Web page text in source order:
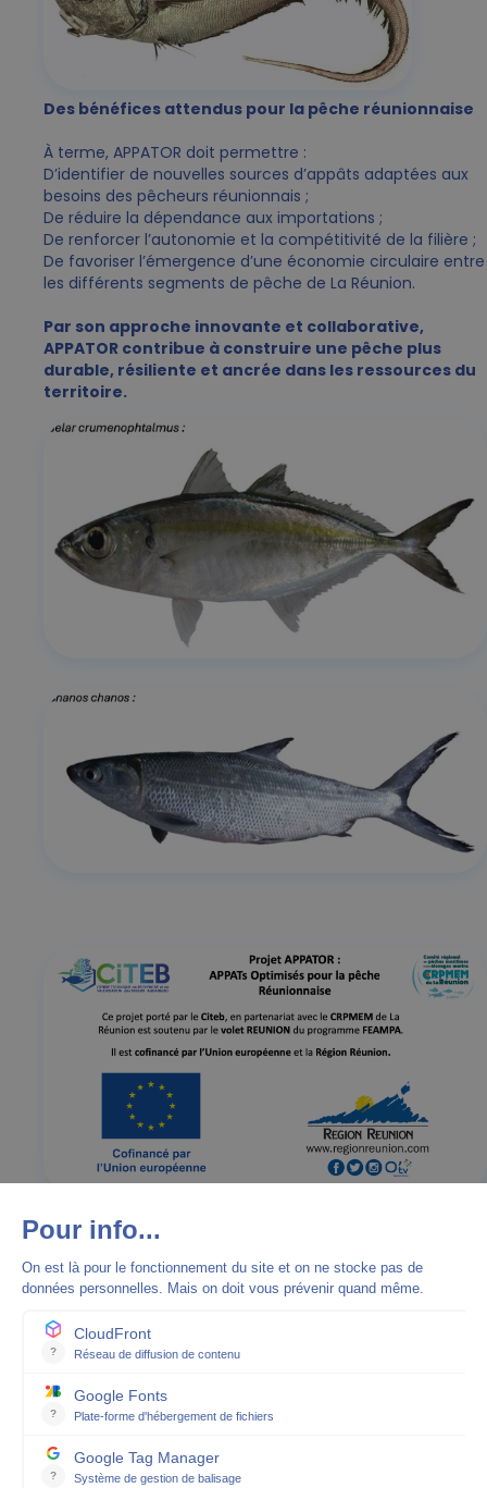
Des bénéfices attendus pour la pêche réunionnaise
À terme, APPATOR doit permettre :
D’identifier de nouvelles sources d’appâts adaptées aux
besoins des pêcheurs réunionnais ;
De réduire la dépendance aux importations ;
De renforcer l’autonomie et la compétitivité de la filière ;
De favoriser l’émergence d’une économie circulaire entre
les différents segments de pêche de La Réunion.
Par son approche innovante et collaborative,
APPATOR contribue à construire une pêche plus
durable, résiliente et ancrée dans les ressources du
territoire.